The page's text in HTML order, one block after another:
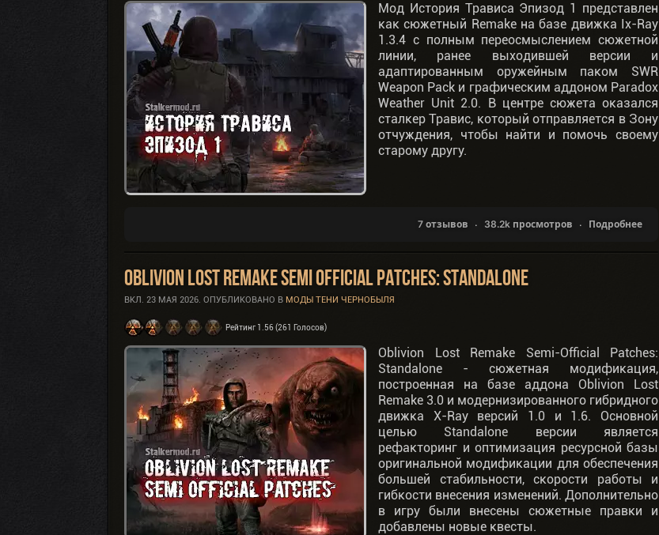
Мод История Трависа Эпизод 1 представлен
как сюжетный Remake на базе движка Ix-Ray
1.3.4 с полным переосмыслением сюжетной
линии, ранее выходившей версии и
адаптированным оружейным паком SWR
Weapon Pack и графическим аддоном Paradox
Weather Unit 2.0. В центре сюжета оказался
сталкер Травис, который отправляется в Зону
отчуждения, чтобы найти и помочь своему
старому другу.
7 отзывов 38.2k просмотров Подробнее
Oblivion Lost Remake Semi Official Patches: Standalone
ВКЛ. 23 МАЯ 2026. ОПУБЛИКОВАНО В МОДЫ ТЕНИ ЧЕРНОБЫЛЯ
Рейтинг 1.56 (261 Голосов)
Oblivion Lost Remake Semi-Official Patches:
Standalone - сюжетная модификация,
построенная на базе аддона Oblivion Lost
Remake 3.0 и модернизированного гибридного
движка X-Ray версий 1.0 и 1.6. Основной
целью Standalone версии является
рефакторинг и оптимизация ресурсной базы
оригинальной модификации для обеспечения
большей стабильности, скорости работы и
гибкости внесения изменений. Дополнительно
в игру были внесены сюжетные правки и
добавлены новые квесты.